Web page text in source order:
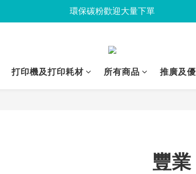
Jabra會議設備企業優惠已抵達Union
環保碳粉歡迎大量下單
打印機及打印耗材 所有商品 推廣及
豐